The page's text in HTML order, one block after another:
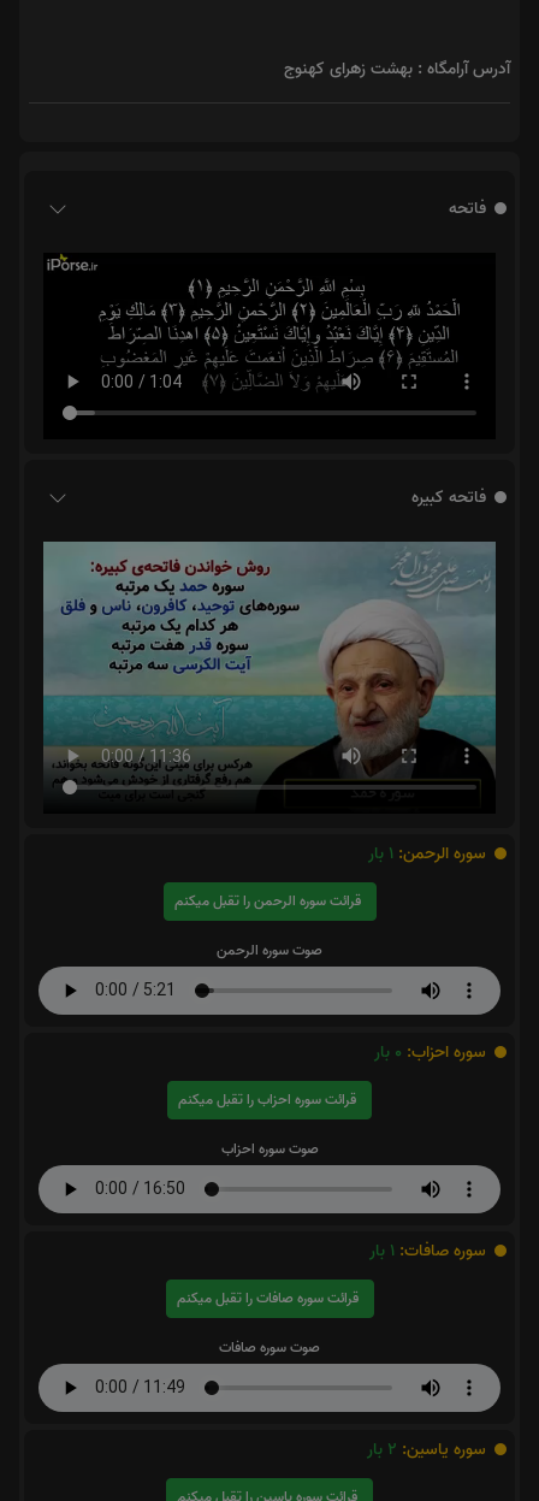
آدرس آرامگاه : بهشت زهرای کهنوج
فاتحه
فاتحه کبیره
سوره الرحمن: 1 بار
قرائت سوره الرحمن را تقبل میکنم
صوت سوره الرحمن
سوره احزاب: 0 بار
قرائت سوره احزاب را تقبل میکنم
صوت سوره احزاب
سوره صافات: 1 بار
قرائت سوره صافات را تقبل میکنم
صوت سوره صافات
سوره یاسین: 2 بار
قرائت سوره یاسین را تقبل میکنم